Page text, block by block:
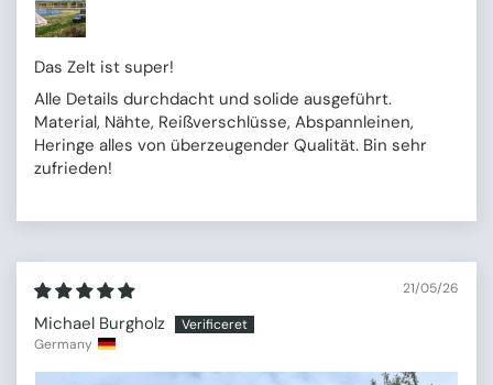
Das Zelt ist super!
Alle Details durchdacht und solide ausgeführt.
Material, Nähte, Reißverschlüsse, Abspannleinen,
Heringe alles von überzeugender Qualität. Bin sehr
zufrieden!
21/05/26
Michael Burgholz
Germany